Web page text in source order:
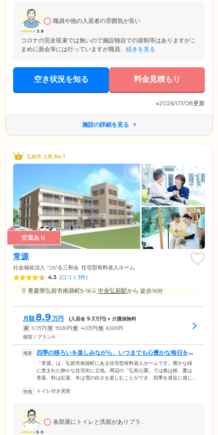
3.8
職員や他の入居者の雰囲気が良い
コロナの完全収束では無いので施設独自での規制等はありますがこ
まめに面会等には行っていますが職員... 続きを見る
空き状況を知る 料金見積もり
※2026/07/08更新
施設の詳細を見る
弘前市 人気 No.1
空室あり
常源
社会福祉法人 つがる三和会 住宅型有料老人ホーム
4.3 (口コミ3件)
青森県弘前市南袋町5-16 中央弘前駅から 徒歩16分
月額 8.9 万円 (入居金 9.3万円) + 介護保険料
家 3.1万円 管 9,530円 食 4.0万円 他 8,500円
個室 / プランA
四季の移ろいを楽しみながら、いつまでも心豊かな毎日をお
過ごしください
「常源」は、弘前市南袋町にある住宅型有料老人ホームです。豊かな緑
に恵まれた静かな住宅街に立地。周辺の「弘前公園」では春は桜、夏は
青葉、秋は紅葉、冬は雪の白さを楽しむことができ、四季を身近に感じ
計を採用。段差を排除し、随所に手すりを設けることで、車いすの方も
い。そのほか浴室には地域の温泉を引いており、心と体をリフレッシュ
トイレ付き居室
5.0
各部屋にトイレと洗面がありプラ...